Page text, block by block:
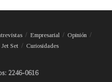
Empresarial
Opinión
Jet Set Curiosidades
2246-0616